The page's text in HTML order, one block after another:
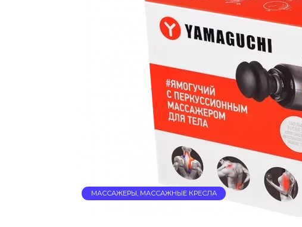
МАССАЖЕРЫ, МАССАЖНЫЕ КРЕСЛА